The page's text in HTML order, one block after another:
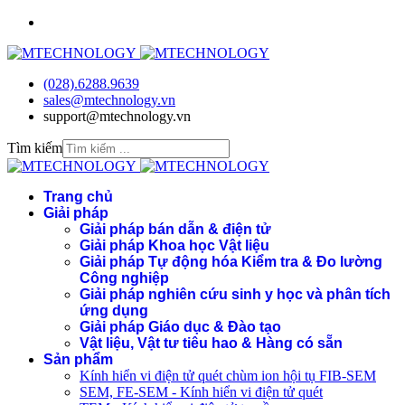
(028).6288.9639
sales@mtechnology.vn
support@mtechnology.vn
Tìm kiếm
Trang chủ
Giải pháp
Giải pháp bán dẫn & điện tử
Giải pháp Khoa học Vật liệu
Giải pháp Tự động hóa Kiểm tra & Đo lường
Công nghiệp
Giải pháp nghiên cứu sinh y học và phân tích
ứng dụng
Giải pháp Giáo dục & Đào tạo
Vật liệu, Vật tư tiêu hao & Hàng có sẵn
Sản phẩm
Kính hiển vi điện tử quét chùm ion hội tụ FIB-SEM
SEM, FE-SEM - Kính hiển vi điện tử quét